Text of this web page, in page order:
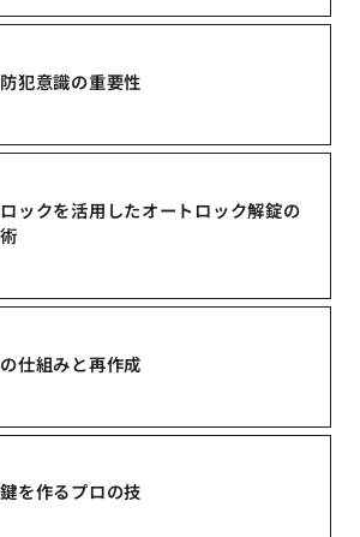
犯意識の重要性
ックを活用したオートロック解錠の
仕組みと再作成
を作るプロの技